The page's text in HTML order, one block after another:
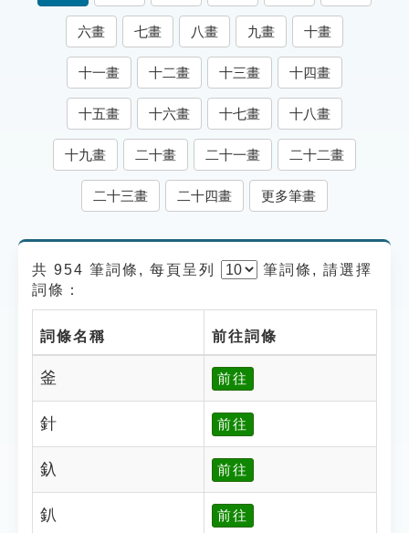
知識索引
單字索引
生命大百科索引
遊戲專區
貓頭鷹博士
六畫 七畫 八畫 九畫 十畫
十一畫 十二畫 十三畫 十四畫
十五畫 十六畫 十七畫 十八畫
十九畫 二十畫 二十一畫 二十二畫
二十三畫 二十四畫 更多筆畫
共 954 筆詞條, 每頁呈列 筆詞條, 請選擇
詞條：
詞條名稱 前往詞條
釜 前往
針 前往
釞 前往
釟 前往